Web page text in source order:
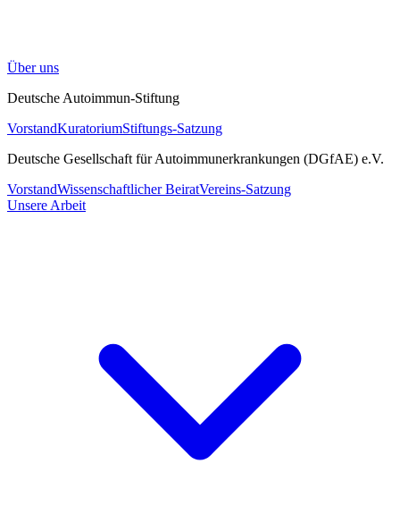
Über uns
Deutsche Autoimmun-Stiftung
VorstandKuratoriumStiftungs-Satzung
Deutsche Gesellschaft für Autoimmunerkrankungen (DGfAE) e.V.
VorstandWissenschaftlicher BeiratVereins-Satzung
Unsere Arbeit